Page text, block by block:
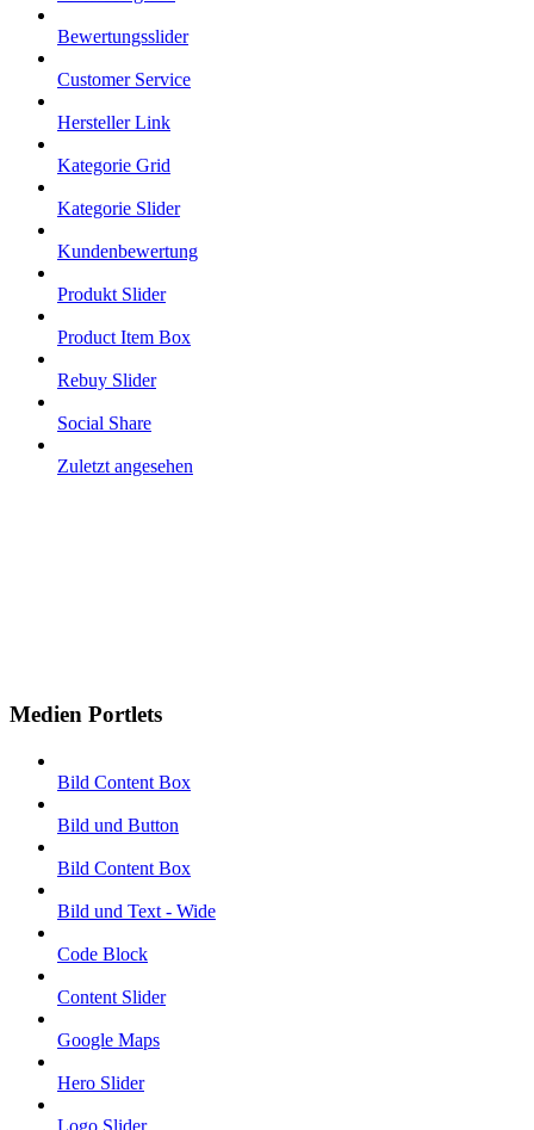
Bewertungsslider
Customer Service
Hersteller Link
Kategorie Grid
Kategorie Slider
Kundenbewertung
Produkt Slider
Product Item Box
Rebuy Slider
Social Share
Zuletzt angesehen
Medien Portlets
Bild Content Box
Bild und Button
Bild Content Box
Bild und Text - Wide
Code Block
Content Slider
Google Maps
Hero Slider
Logo Slider